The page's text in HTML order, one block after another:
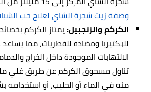
وصفة زيت شجرة الشاي لعلاج حب
الكركم والزنجبيل:يمتاز الكركم
للبكتيريا ومضادة للفطريات، مما
الالتهابات الموجودة داخل الخراج
تناول مسحوق الكركم عن طريق غلي
منه في الماء أو الحليب، أو